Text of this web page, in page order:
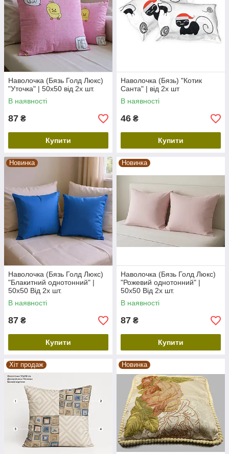
Наволочка (Бязь Голд Люкс)
"Уточка" | 50х50 від 2х шт.
В наявності
87 ₴
Купити
Наволочка (Бязь) "Котик
Санта" | від 2х шт
В наявності
46 ₴
Купити
Новинка
Наволочка (Бязь Голд Люкс)
"Блакитний однотонний" |
50х50 Від 2х шт.
В наявності
87 ₴
Купити
Новинка
Наволочка (Бязь Голд Люкс)
"Рожевий однотонний" |
50х50 Від 2х шт.
В наявності
87 ₴
Купити
Хіт продаж Новинка